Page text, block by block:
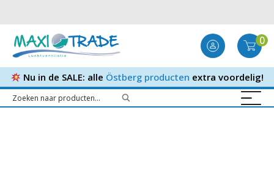
0
Nu in de SALE: alle Östberg producten extra voordelig!